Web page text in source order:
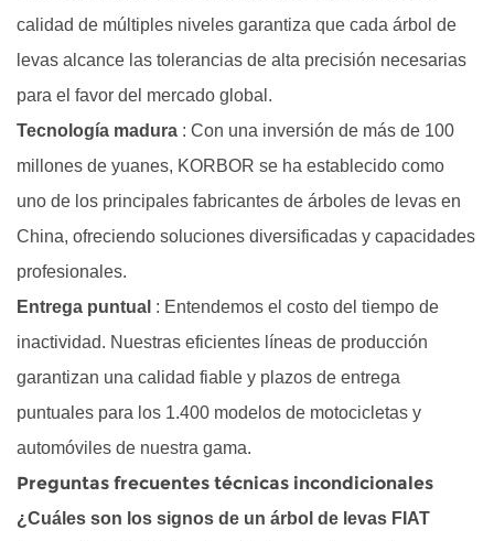
calidad de múltiples niveles garantiza que cada árbol de
levas alcance las tolerancias de alta precisión necesarias
para el favor del mercado global.
Tecnología madura : Con una inversión de más de 100
millones de yuanes, KORBOR se ha establecido como
uno de los principales fabricantes de árboles de levas en
China, ofreciendo soluciones diversificadas y capacidades
profesionales.
Entrega puntual : Entendemos el costo del tiempo de
inactividad. Nuestras eficientes líneas de producción
garantizan una calidad fiable y plazos de entrega
puntuales para los 1.400 modelos de motocicletas y
automóviles de nuestra gama.
Preguntas frecuentes técnicas incondicionales
¿Cuáles son los signos de un árbol de levas FIAT